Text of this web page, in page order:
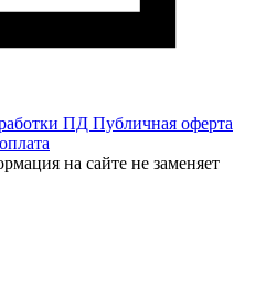
ПД Публичная оферта
на сайте не заменяет